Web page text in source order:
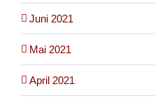
Juni 2021
Mai 2021
April 2021